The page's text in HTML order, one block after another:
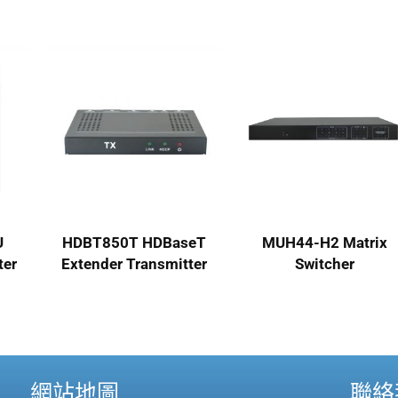
HDBT850T HDBaseT
Extender Transmitter
MUH44-H2 Matrix
Switcher